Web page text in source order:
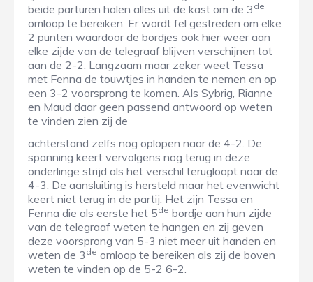
beide parturen halen alles uit de kast om de 3 de
omloop te bereiken. Er wordt fel gestreden om elke
2 punten waardoor de bordjes ook hier weer aan
elke zijde van de telegraaf blijven verschijnen tot
aan de 2-2. Langzaam maar zeker weet Tessa
met Fenna de touwtjes in handen te nemen en op
een 3-2 voorsprong te komen. Als Sybrig, Rianne
en Maud daar geen passend antwoord op weten
te vinden zien zij de
achterstand zelfs nog oplopen naar de 4-2. De
spanning keert vervolgens nog terug in deze
onderlinge strijd als het verschil terugloopt naar de
4-3. De aansluiting is hersteld maar het evenwicht
keert niet terug in de partij. Het zijn Tessa en
Fenna die als eerste het 5de bordje aan hun zijde
van de telegraaf weten te hangen en zij geven
deze voorsprong van 5-3 niet meer uit handen en
weten de 3 de omloop te bereiken als zij de boven
weten te vinden op de 5-2 6-2.